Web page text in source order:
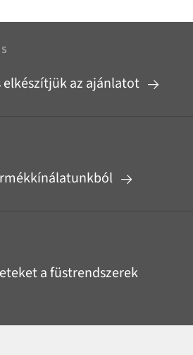
elkészítjük az ajánlatot
a füstrendszerek